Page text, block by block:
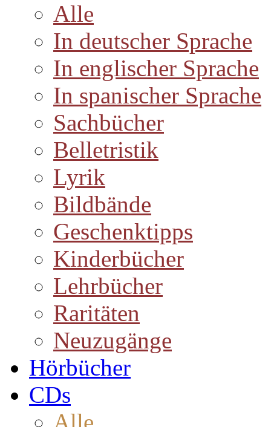
Alle
In deutscher Sprache
In englischer Sprache
In spanischer Sprache
Sachbücher
Belletristik
Lyrik
Bildbände
Geschenktipps
Kinderbücher
Lehrbücher
Raritäten
Neuzugänge
Hörbücher
CDs